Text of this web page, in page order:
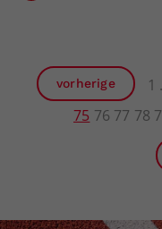
vorherige 1
75 76 77 78